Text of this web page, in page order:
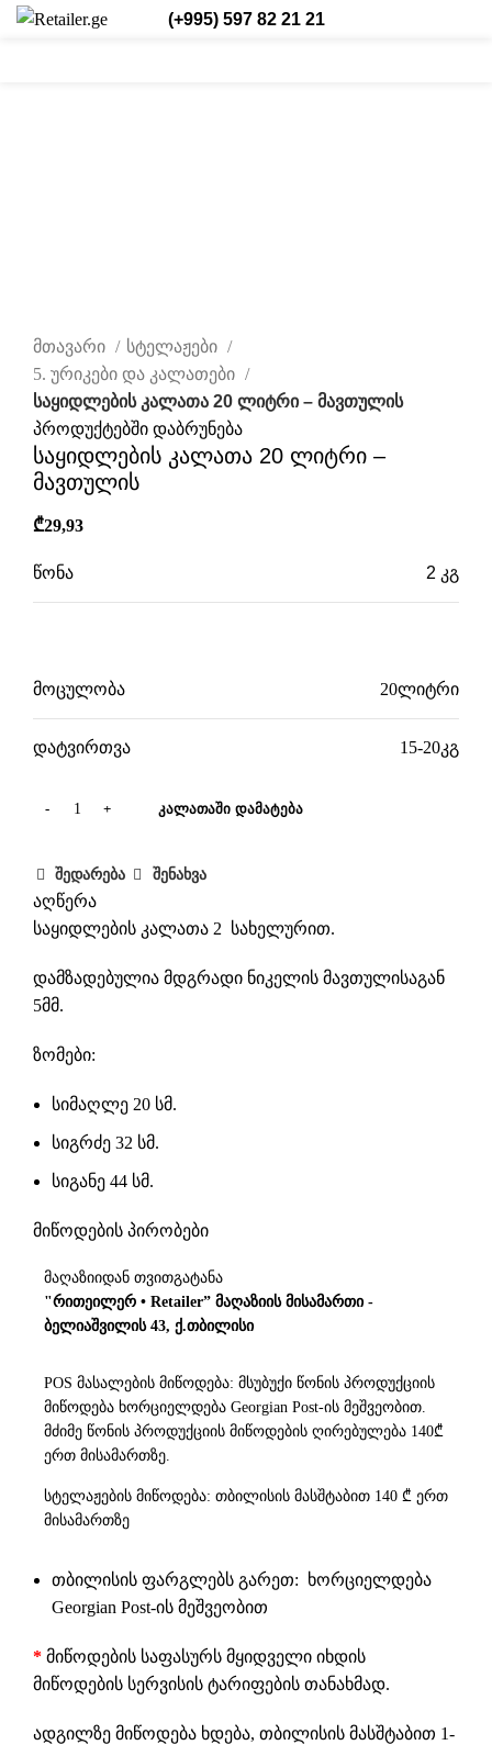
(+995) 597 82 21 21
მთავარი
სტელაჟები
5. ურიკები და კალათები
საყიდლების კალათა 20 ლიტრი – მავთულის
პროდუქტებში დაბრუნება
საყიდლების კალათა 20 ლიტრი –
მავთულის
₾29,93
წონა 2 კგ
მოცულობა 20ლიტრი
დატვირთვა 15-20კგ
ᲙᲐᲚᲐᲗᲐᲨᲘ ᲓᲐᲛᲐᲢᲔᲑᲐ
შედარება შენახვა
აღწერა
საყიდლების კალათა 2 სახელურით.
დამზადებულია მდგრადი ნიკელის მავთულისაგან
5მმ.
ზომები:
სიმაღლე 20 სმ.
სიგრძე 32 სმ.
სიგანე 44 სმ.
მიწოდების პირობები
მაღაზიიდან თვითგატანა
"რითეილერ • Retailer” მაღაზიის მისამართი -
ბელიაშვილის 43, ქ.თბილისი
POS მასალების მიწოდება: მსუბუქი წონის პროდუქციის
მიწოდება ხორციელდება Georgian Post-ის მეშვეობით.
მძიმე წონის პროდუქციის მიწოდების ღირებულება 140₾
ერთ მისამართზე.
სტელაჟების მიწოდება: თბილისის მასშტაბით 140 ₾ ერთ
მისამართზე
თბილისის ფარგლებს გარეთ: ხორციელდება
Georgian Post-ის მეშვეობით
* მიწოდების საფასურს მყიდველი იხდის
მიწოდების სერვისის ტარიფების თანახმად.
ადგილზე მიწოდება ხდება, თბილისის მასშტაბით 1-